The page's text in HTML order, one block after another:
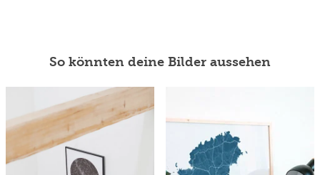
So könnten deine Bilder aussehen